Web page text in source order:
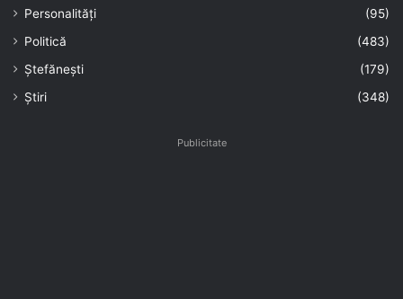
Personalități
(95)
Politică
(483)
Ștefănești
(179)
Știri
(348)
Publicitate